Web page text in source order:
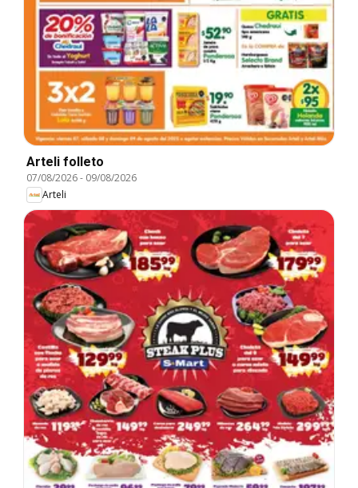
Arteli folleto
07/08/2026- 09/08/2026
Arteli